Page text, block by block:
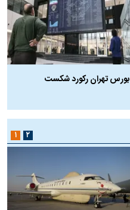
بورس تهران رکورد شکست
۱ ۲